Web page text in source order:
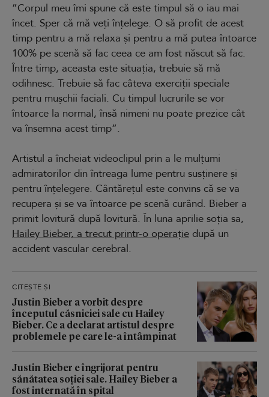
”Corpul meu îmi spune că este timpul să o iau mai
încet. Sper că mă veți înțelege. O să profit de acest
timp pentru a mă relaxa și pentru a mă putea întoarce
100% pe scenă să fac ceea ce am fost născut să fac.
Între timp, aceasta este situația, trebuie să mă
odihnesc. Trebuie să fac câteva exerciții speciale
pentru mușchii faciali. Cu timpul lucrurile se vor
întoarce la normal, însă nimeni nu poate prezice cât
va însemna acest timp”.
Artistul a încheiat videoclipul prin a le mulțumi
admiratorilor din întreaga lume pentru susținere și
pentru înțelegere. Cântărețul este convins că se va
recupera și se va întoarce pe scenă curând. Bieber a
primit lovitură după lovitură. În luna aprilie soția sa,
Hailey Bieber, a trecut printr-o operație după un
accident vascular cerebral.
CITEȘTE ȘI
Justin Bieber a vorbit despre
începutul căsniciei sale cu Hailey
Bieber. Ce a declarat artistul despre
problemele pe care le-a întâmpinat
Justin Bieber e îngrijorat pentru
sănătatea soției sale. Hailey Bieber a
fost internată în spital